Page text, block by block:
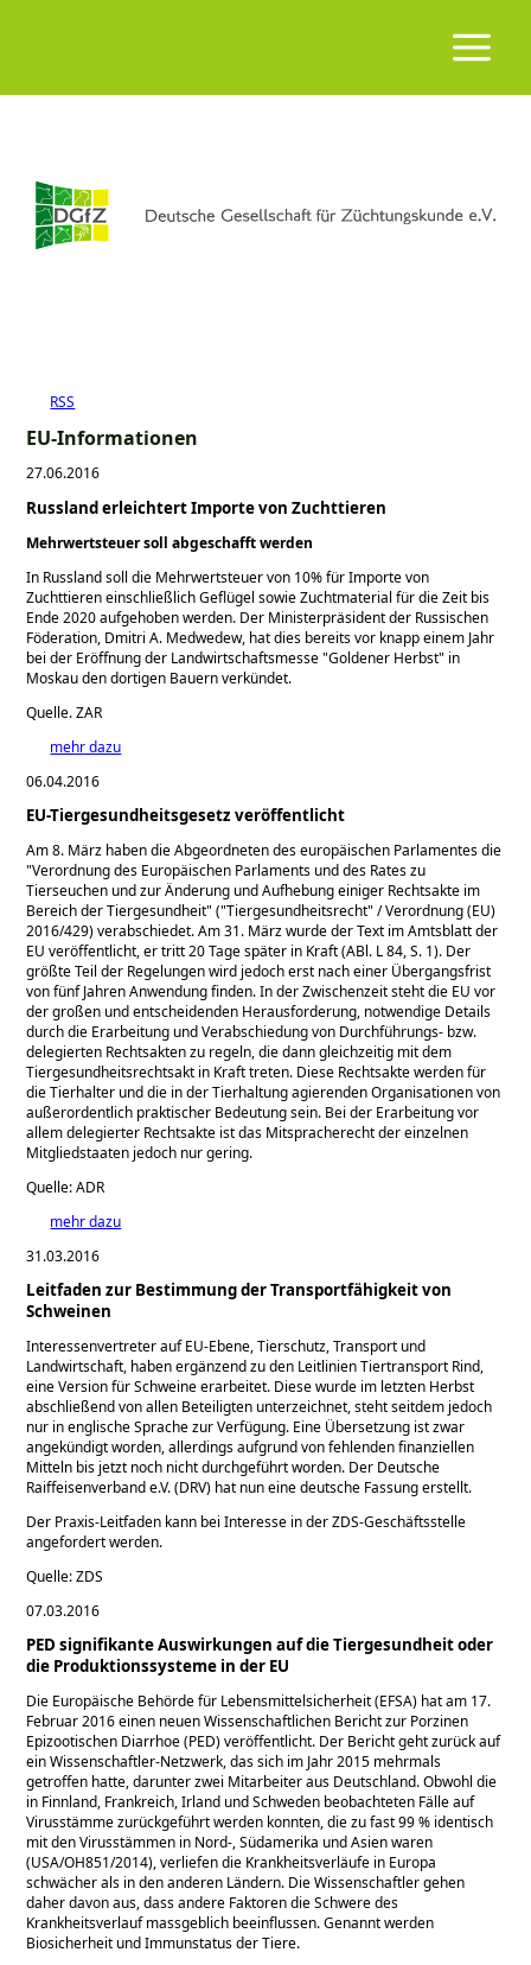
RSS
EU-Informationen
27.06.2016
Russland erleichtert Importe von Zuchttieren
Mehrwertsteuer soll abgeschafft werden
In Russland soll die Mehrwertsteuer von 10% für Importe von
Zuchttieren einschließlich Geflügel sowie Zuchtmaterial für die Zeit bis
Ende 2020 aufgehoben werden. Der Ministerpräsident der Russischen
Föderation, Dmitri A. Medwedew, hat dies bereits vor knapp einem Jahr
bei der Eröffnung der Landwirtschaftsmesse Goldener Herbst in
Moskau den dortigen Bauern verkündet.
Quelle. ZAR
mehr dazu
06.04.2016
EU-Tiergesundheitsgesetz veröffentlicht
Am 8. März haben die Abgeordneten des europäischen Parlamentes die
Verordnung des Europäischen Parlaments und des Rates zu
Tierseuchen und zur Änderung und Aufhebung einiger Rechtsakte im
Bereich der Tiergesundheit ( Tiergesundheitsrecht / Verordnung (EU)
2016/429) verabschiedet. Am 31. März wurde der Text im Amtsblatt der
EU veröffentlicht, er tritt 20 Tage später in Kraft (ABl. L 84, S. 1). Der
größte Teil der Regelungen wird jedoch erst nach einer Übergangsfrist
von fünf Jahren Anwendung finden. In der Zwischenzeit steht die EU vor
der großen und entscheidenden Herausforderung, notwendige Details
durch die Erarbeitung und Verabschiedung von Durchführungs- bzw.
delegierten Rechtsakten zu regeln, die dann gleichzeitig mit dem
Tiergesundheitsrechtsakt in Kraft treten. Diese Rechtsakte werden für
die Tierhalter und die in der Tierhaltung agierenden Organisationen von
außerordentlich praktischer Bedeutung sein. Bei der Erarbeitung vor
allem delegierter Rechtsakte ist das Mitspracherecht der einzelnen
Mitgliedstaaten jedoch nur gering.
Quelle: ADR
mehr dazu
31.03.2016
Leitfaden zur Bestimmung der Transportfähigkeit von
Schweinen
Interessenvertreter auf EU-Ebene, Tierschutz, Transport und
Landwirtschaft, haben ergänzend zu den Leitlinien Tiertransport Rind,
eine Version für Schweine erarbeitet. Diese wurde im letzten Herbst
abschließend von allen Beteiligten unterzeichnet, steht seitdem jedoch
nur in englische Sprache zur Verfügung. Eine Übersetzung ist zwar
angekündigt worden, allerdings aufgrund von fehlenden finanziellen
Mitteln bis jetzt noch nicht durchgeführt worden. Der Deutsche
Raiffeisenverband e.V. (DRV) hat nun eine deutsche Fassung erstellt.
Der Praxis-Leitfaden kann bei Interesse in der ZDS-Geschäftsstelle
angefordert werden.
Quelle: ZDS
07.03.2016
PED signifikante Auswirkungen auf die Tiergesundheit oder
die Produktionssysteme in der EU
Die Europäische Behörde für Lebensmittelsicherheit (EFSA) hat am 17.
Februar 2016 einen neuen Wissenschaftlichen Bericht zur Porzinen
Epizootischen Diarrhoe (PED) veröffentlicht. Der Bericht geht zurück auf
ein Wissenschaftler-Netzwerk, das sich im Jahr 2015 mehrmals
getroffen hatte, darunter zwei Mitarbeiter aus Deutschland. Obwohl die
in Finnland, Frankreich, Irland und Schweden beobachteten Fälle auf
Virusstämme zurückgeführt werden konnten, die zu fast 99 % identisch
mit den Virusstämmen in Nord-, Südamerika und Asien waren
(USA/OH851/2014), verliefen die Krankheitsverläufe in Europa
schwächer als in den anderen Ländern. Die Wissenschaftler gehen
daher davon aus, dass andere Faktoren die Schwere des
Krankheitsverlauf massgeblich beeinflussen. Genannt werden
Biosicherheit und Immunstatus der Tiere.